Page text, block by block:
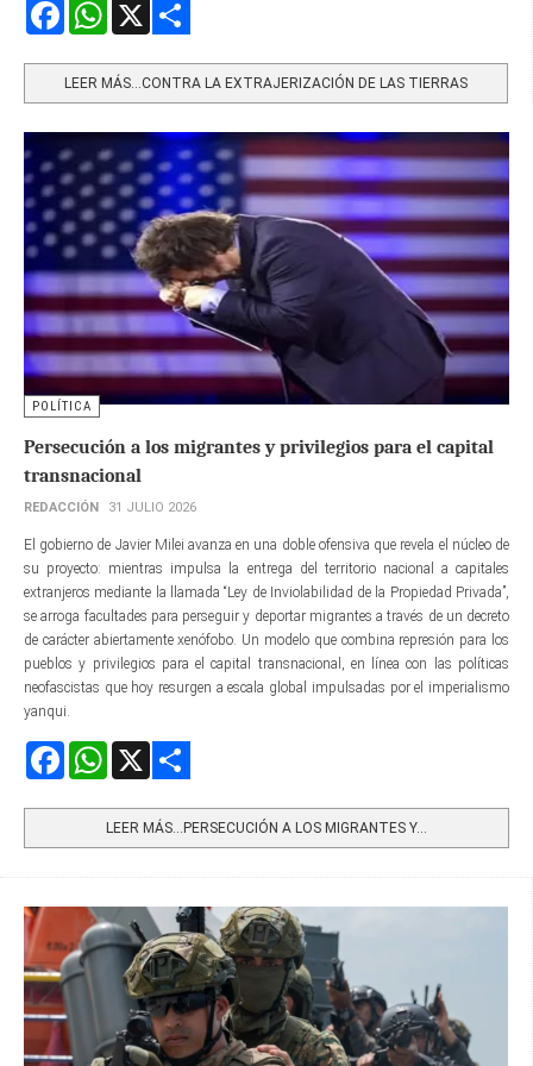
FacebookWhatsApp
LEER MÁS…CONTRA LA EXTRAJERIZACIÓN DE LAS TIERRAS
POLÍTICA
Persecución a los migrantes y privilegios para el capital
transnacional
REDACCIÓN 31 JULIO 2026
El gobierno de Javier Milei avanza en una doble ofensiva que revela el núcleo de
su proyecto: mientras impulsa la entrega del territorio nacional a capitales
extranjeros mediante la llamada “Ley de Inviolabilidad de la Propiedad Privada”,
se arroga facultades para perseguir y deportar migrantes a través de un decreto
de carácter abiertamente xenófobo. Un modelo que combina represión para los
pueblos y privilegios para el capital transnacional, en línea con las políticas
neofascistas que hoy resurgen a escala global impulsadas por el imperialismo
yanqui.
FacebookWhatsApp
LEER MÁS…PERSECUCIÓN A LOS MIGRANTES Y...